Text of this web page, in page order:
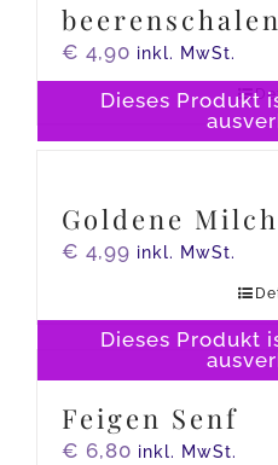
Dieses Produkt
€ 4,90 inkl. MwSt.
Dieses Produkt
Goldene Milch
€ 4,99 inkl. MwSt.
Feigen Senf
€ 6,80 inkl. MwSt.